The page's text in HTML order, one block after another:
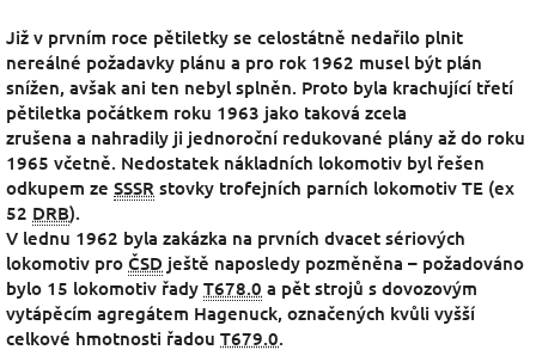
Již v prvním roce pětiletky se celostátně nedařilo plnit
nereálné požadavky plánu a pro rok 1962 musel být plán
snížen, avšak ani ten nebyl splněn. Proto byla krachující třetí
pětiletka počátkem roku 1963 jako taková zcela
zrušena a nahradily ji jednoroční redukované plány až do roku
1965 včetně. Nedostatek nákladních lokomotiv byl řešen
odkupem ze SSSR stovky trofejních parních lokomotiv TE (ex
52 DRB).
V lednu 1962 byla zakázka na prvních dvacet sériových
lokomotiv pro ČSD ještě naposledy pozměněna – požadováno
bylo 15 lokomotiv řady T678.0 a pět strojů s dovozovým
vytápěcím agregátem Hagenuck, označených kvůli vyšší
celkové hmotnosti řadou T679.0.